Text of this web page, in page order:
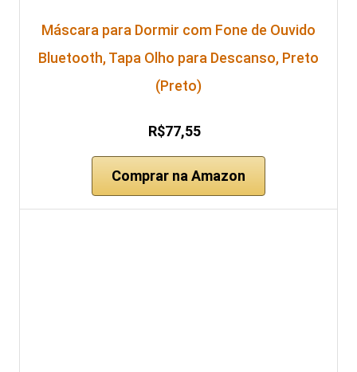
Máscara para Dormir com Fone de Ouvido
Bluetooth, Tapa Olho para Descanso, Preto
(Preto)
R$77,55
Comprar na Amazon